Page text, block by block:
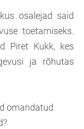
osalejad said
toetamiseks.
Piret Kukk, kes
ja rõhutas
omandatud